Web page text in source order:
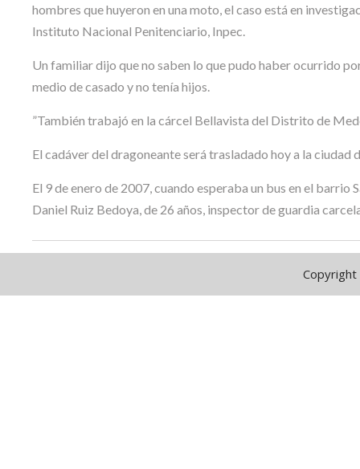
hombres que huyeron en una moto, el caso está en
Instituto Nacional Penitenciario, Inpec.
Un familiar dijo que no saben lo que pudo haber ocurrido
medio de casado y no tenía hijos.
”También trabajó en la cárcel Bellavista del Distrito de
El cadáver del dragoneante será trasladado hoy a la ciudad
El 9 de enero de 2007, cuando esperaba un bus en el
Daniel Ruiz Bedoya, de 26 años, inspector de guardia
Copyright